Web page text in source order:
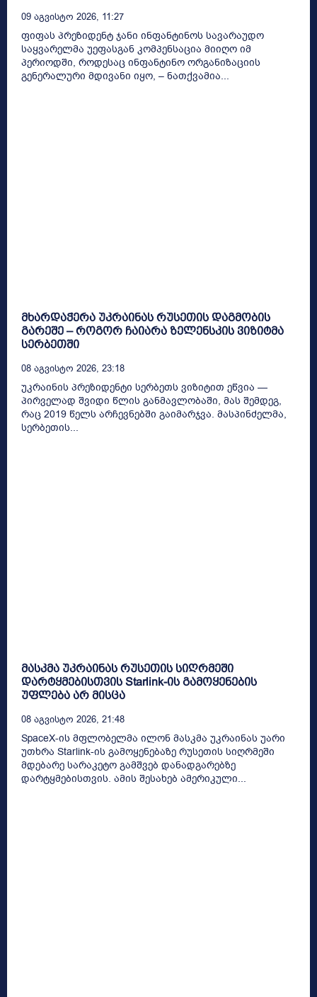
09 Აგვისტო 2026, 11:27
ფიფას პრეზიდენტ ჯანი ინფანტინოს სავარაუდო
საყვარელმა უეფასგან კომპენსაცია მიიღო იმ
პერიოდში, როდესაც ინფანტინო ორგანიზაციის
გენერალური მდივანი იყო, – ნათქვამია...
მხარდაჭერა უკრაინას რუსეთის დაგმობის
გარეშე – როგორ ჩაიარა ზელენსკის ვიზიტმა
სერბეთში
08 Აგვისტო 2026, 23:18
უკრაინის პრეზიდენტი სერბეთს ვიზიტით ეწვია —
პირველად შვიდი წლის განმავლობაში, მას შემდეგ,
რაც 2019 წელს არჩევნებში გაიმარჯვა. მასპინძელმა,
სერბეთის...
მასკმა უკრაინას რუსეთის სიღრმეში
დარტყმებისთვის Starlink-ის გამოყენების
უფლება არ მისცა
08 Აგვისტო 2026, 21:48
SpaceX-ის მფლობელმა ილონ მასკმა უკრაინას უარი
უთხრა Starlink-ის გამოყენებაზე რუსეთის სიღრმეში
მდებარე სარაკეტო გამშვებ დანადგარებზე
დარტყმებისთვის. ამის შესახებ ამერიკული...